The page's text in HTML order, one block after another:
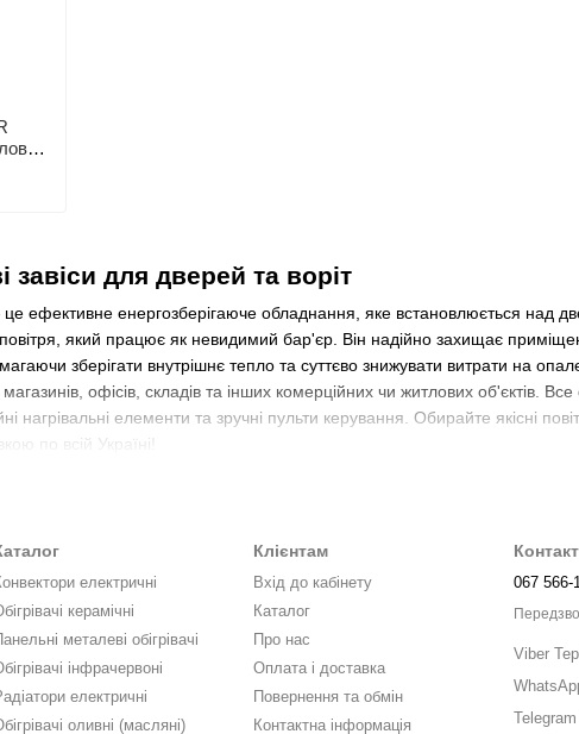
завіси для дверей та воріт
ефективне енергозберігаюче обладнання, яке встановлюється над
який працює як невидимий бар'єр. Він надійно захищає
зберігати внутрішнє тепло та суттєво знижувати витрати на
магазинів, офісів, складів та інших комерційних чи житлових об'єктів.
нагрівальні елементи та зручні пульти керування. Обирайте якісні
по всій Україні!
електричні
керамічні
металеві обігрівачі
інфрачервоні
електричні
оливні (масляні)
Клієнтам
Вхід до кабінету
Каталог
Про нас
Оплата і доставка
Повернення та обмін
Контактна інформація
067 566-
Viber